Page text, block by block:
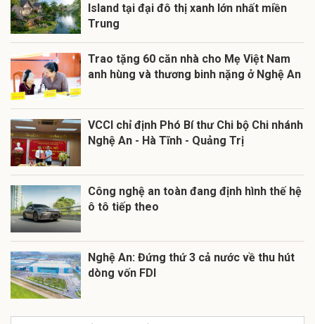
Island tại đại đô thị xanh lớn nhất miền
Trung
Trao tặng 60 căn nhà cho Mẹ Việt Nam
anh hùng và thương binh nặng ở Nghệ An
VCCI chỉ định Phó Bí thư Chi bộ Chi nhánh
Nghệ An - Hà Tĩnh - Quảng Trị
Công nghệ an toàn đang định hình thế hệ
ô tô tiếp theo
Nghệ An: Đứng thứ 3 cả nước về thu hút
dòng vốn FDI